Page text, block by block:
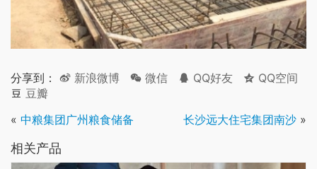
分享到： 新浪微博 微信 QQ好友
QQ空间
豆瓣
« 中粮集团广州粮食储备 长沙远大住宅集团南沙 »
相关产品